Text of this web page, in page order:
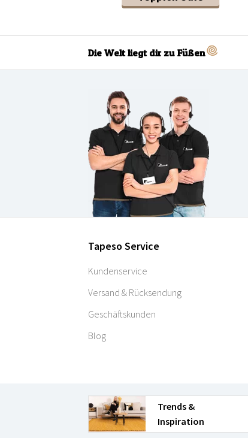
Die Welt liegt dir zu Füßen
Tapeso Service
Kundenservice
Versand & Rücksendung
Geschäftskunden
Blog
Trends &
Inspiration